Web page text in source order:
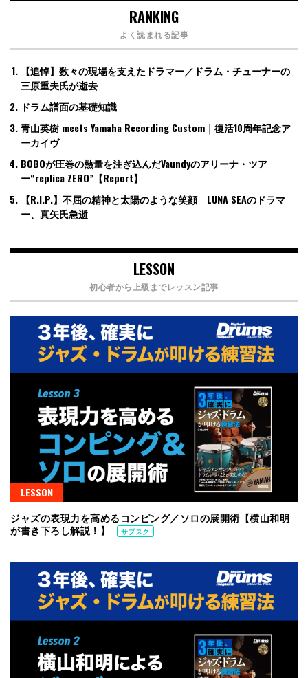
RANKING
よく読まれる記事
【追悼】数々の現場を支えたドラマー／ドラム・チューナーの
三原重夫氏が逝去
ドラム譜面の基礎知識
青山英樹 meets Yamaha Recording Custom｜復活10周年記念ア
ーカイヴ
BOBOが圧巻の熱量を注ぎ込んだVaundyのアリーナ・ツア
ー“replica ZERO”【Report】
【R.I.P.】不屈の精神と太陽のような笑顔 LUNA SEAのドラマ
ー、真矢氏急逝
LESSON
初心者から上級までレッスン記事
LESSON
ジャズの表現力を高めるコンピング／ソロの展開術【横山和明
が書き下ろし解説！】
サブスク